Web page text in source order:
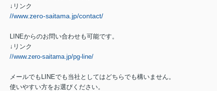
↓リンク
//www.zero-saitama.jp/contact/
LINEからのお問い合わせも可能です。
↓リンク
//www.zero-saitama.jp/pg-line/
メールでもLINEでも当社としてはどちらでも構いません。
使いやすい方をお選びください。